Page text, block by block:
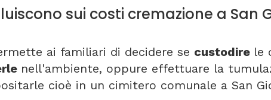
sui costi cremazione a San
ai familiari di decidere se custodire le
nell'ambiente, oppure effettuare la
cioè in un cimitero comunale a San